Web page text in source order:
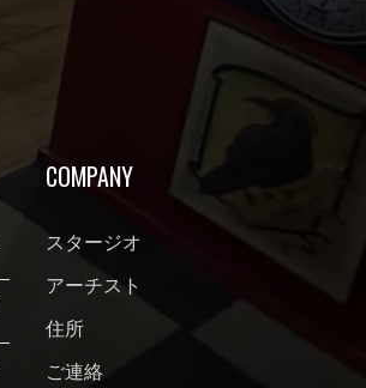
COMPANY
スタージオ
アーチスト
住所
ご連絡